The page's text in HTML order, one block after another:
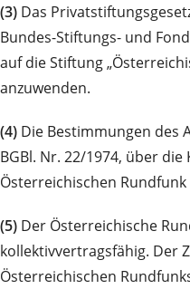
(3) Das
Bundes-Stiftungs- und
auf die Stiftung
anzuwenden.
(4) Die Bestimmungen des
BGBl. Nr. 22/1974, über
Österreichischen
(5) Der Österreichische
kollektivvertragsfähig. Der
Österreichischen